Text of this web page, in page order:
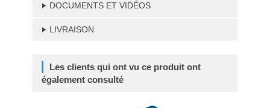
DOCUMENTS ET VIDÉOS
LIVRAISON
Les clients qui ont vu ce produit ont
également consulté